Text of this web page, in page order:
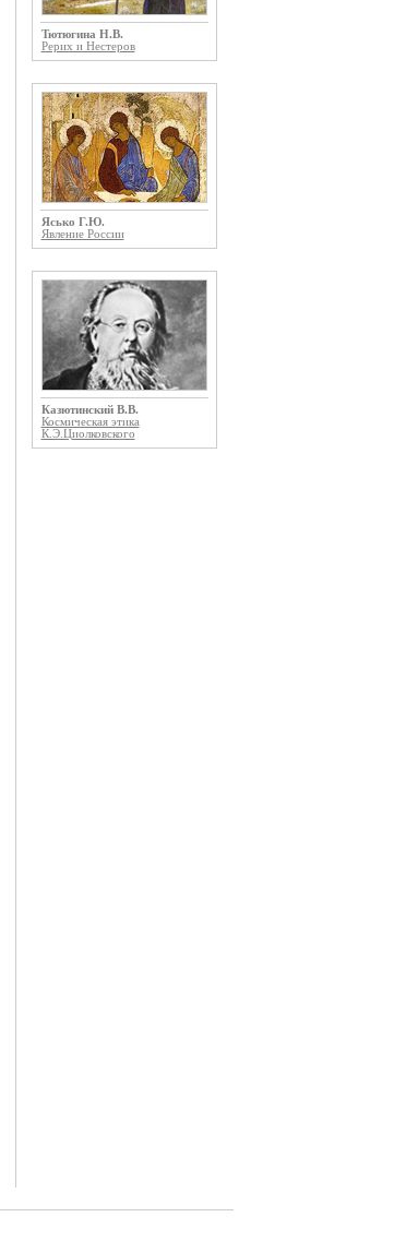
Тютюгина Н.В.
Рерих и Нестеров
Ясько Г.Ю.
Явление России
Казютинский В.В.
Космическая этика
К.Э.Циолковского